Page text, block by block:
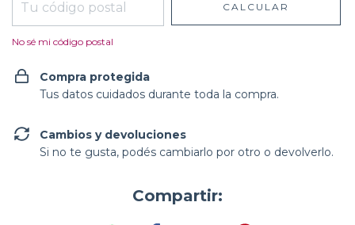
CALCULAR
No sé mi código postal
Compra protegida
Tus datos cuidados durante toda la compra.
Cambios y devoluciones
Si no te gusta, podés cambiarlo por otro o devolverlo.
Compartir: